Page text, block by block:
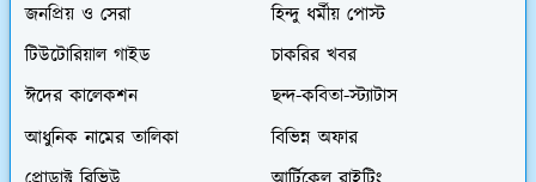
জনপ্রিয় ও সেরা
হিন্দু ধর্মীয় পোস্ট
টিউটোরিয়াল গাইড
চাকরির খবর
ঈদের কালেকশন
ছন্দ-কবিতা-স্ট্যাটাস
আধুনিক নামের তালিকা
বিভিন্ন অফার